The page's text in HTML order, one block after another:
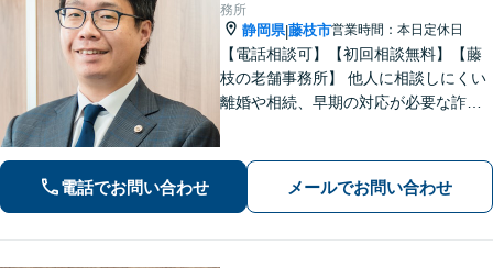
務所
静岡県|藤枝市営業時間：本日定休日
【電話相談可】【初回相談無料】【藤
枝の老舗事務所】 他人に相談しにくい
離婚や相続、早期の対応が必要な詐欺
か」と悩まずに、まずはご相談くださ
い【弁護士3人在籍】
電話でお問い合わせ メールでお問い合わせ